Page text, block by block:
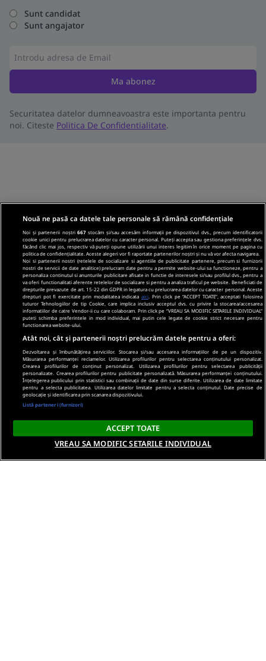
Sunt candidat
Sunt angajator
Ma abonez
Securitatea datelor dumneavoastra este importanta pentru
noi. Citeste Politica De Confidentialitate.
Nouă ne pasă ca datele tale personale să rămână confidențiale
Noi și partenerii noștri667 stocăm și/sau accesăm informații pe dispozitivul dvs., precum identificatorii
cookie unici pentru prelucrarea datelor cu caracter personal. Puteți accepta sau gestiona preferințele dvs.
făcând clic mai jos, respectiv vă puteți opune utilizării unui interes legitim în orice moment pe pagina cu
politica de confidențialitate. Aceste alegeri vor fi raportate partenerilor noștri și nu vă vor afecta navigarea.
Noi si partenerii nostri (retelele de socializare si agentiile de publicitate partenere, precum si furnizorii
nostri de servicii de date analitice) prelucram date pentru a permite website-ului sa functioneze, pentru a
personaliza continutul si anunturile publicitare afisate in functie de interesele si/sau profilul dvs., pentru a
va oferi functionalitati aferente retelelor de socializare si pentru a analiza traficul pe website. Beneficiati de
drepturile prevazute de art. 15-22 din GDPR in legatura cu prelucrarea datelor cu caracter personal. Aceste
drepturi pot fi exercitate prin modalitatea indicata aici . Prin click pe “ACCEPT TOATE”, acceptati folosirea
tuturor Tehnologiilor de tip Cookie, care implica inclusiv acceptul dvs. cu privire la stocarea/accesarea
informatiilor de catre Vendor-ii cu care colaboram. Prin click pe “VREAU SA MODIFIC SETARILE INDIVIDUAL”
puteti schimba preferintele in mod individual, mai putin cele legate de cookie strict necesare pentru
functionarea website-ului.
Atât noi, cât și partenerii noștri prelucrăm datele pentru a oferi:
Dezvoltarea și îmbunătățirea serviciilor. Stocarea și/sau accesarea informațiilor de pe un dispozitiv.
Măsurarea performanței reclamelor. Utilizarea profilurilor pentru selectarea conținutului personalizat.
Crearea profilurilor de conținut personalizat. Utilizarea profilurilor pentru selectarea publicității
personalizate. Crearea profilurilor pentru publicitate personalizată. Măsurarea performanței conținutului.
Înțelegerea publicului prin statistici sau combinații de date din surse diferite. Utilizarea de date limitate
pentru a selecta publicitatea. Utilizarea datelor limitate pentru a selecta conținutul. Date precise de
geolocație și identificarea prin scanarea dispozitivului.
Listă parteneri (furnizori)
ACCEPT TOATE
VREAU SA MODIFIC SETARILE INDIVIDUAL